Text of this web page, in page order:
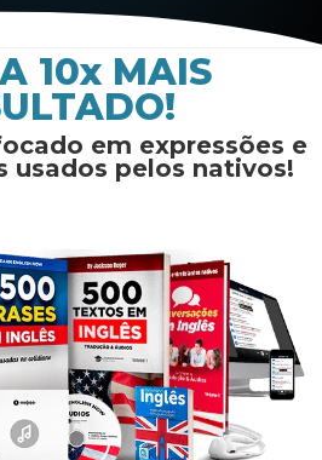
10x MAIS
em expressões e
usados pelos nativos!